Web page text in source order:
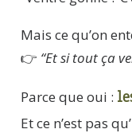
Mais ce qu’on
👉 “Et si tout ça
Parce que oui :
Et ce n’est pas